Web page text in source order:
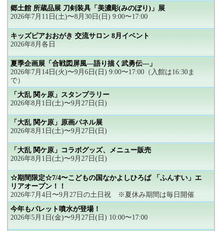
郷土館 所蔵品展 刀剣装具「美濃彫(みのぼり)」展
2026年7月11日(土)〜8月30日(日) 9:00〜17:00
キッズピアおおがき 交流サロン 8月イベント
2026年8月各日
夏季企画展「合戦図屏風―語り描く武勇伝―」
2026年7月14日(火)〜9月6日(日) 9:00〜17:00（入館は16:30ま
で）
「大乱 関ヶ原」スタンプラリー
2026年8月1日(土)〜9月27日(日)
「大乱 関ケ原」原画パネル展
2026年8月1日(土)〜9月27日(日)
「大乱 関ケ原」コラボグッズ、メニュー販売
2026年8月1日(土)〜9月27日(日)
☆期間限定☆7/4〜こどもの国なかよしひろば 「ふんすい」エ
リアオープン！！
2026年7月4日〜9月27日の土日祝 ※夏休み期間は毎日開催
今年もパレット噴水が登場！
2026年5月1日(金)〜9月27日(日) 10:00〜17:00